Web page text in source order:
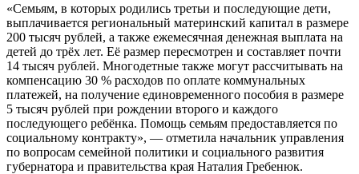
«Семьям, в которых родились третьи и последующие дети,
выплачивается региональный материнский капитал в размере
200 тысяч рублей, а также ежемесячная денежная выплата на
детей до трёх лет. Её размер пересмотрен и составляет почти
14 тысяч рублей. Многодетные также могут рассчитывать на
компенсацию 30 % расходов по оплате коммунальных
платежей, на получение единовременного пособия в размере
5 тысяч рублей при рождении второго и каждого
последующего ребёнка. Помощь семьям предоставляется по
социальному контракту», — отметила начальник управления
по вопросам семейной политики и социального развития
губернатора и правительства края Наталия Гребенюк.